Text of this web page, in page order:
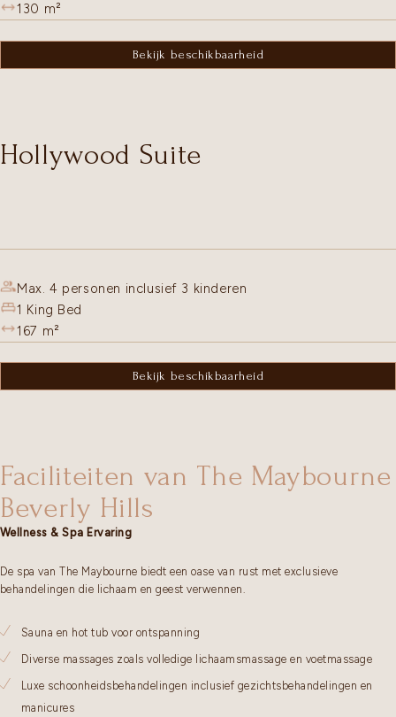
130 m²
Bekijk beschikbaarheid
Hollywood Suite
Max. 4 personen inclusief 3 kinderen
1 King Bed
167 m²
Bekijk beschikbaarheid
Faciliteiten van The Maybourne
Beverly Hills
Wellness & Spa Ervaring
De spa van The Maybourne biedt een oase van rust met exclusieve
behandelingen die lichaam en geest verwennen.
Sauna en hot tub voor ontspanning
Diverse massages zoals volledige lichaamsmassage en voetmassage
Luxe schoonheidsbehandelingen inclusief gezichtsbehandelingen en
manicures